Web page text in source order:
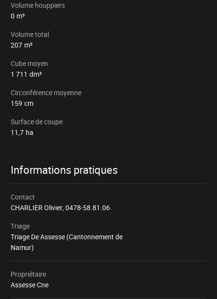
Volume houppiers
0 m³
Volume total
207 m³
Cube moyen
1 711 dm³
Circonférence moyenne
159 cm
Surface de coupe
11,7 ha
Informations pratiques
Contact
CHARLIER Olivier,0478-58.81.06
Triage
Triage De Assesse (Cantonnement de
Namur)
Propriétaire
Assesse Cne